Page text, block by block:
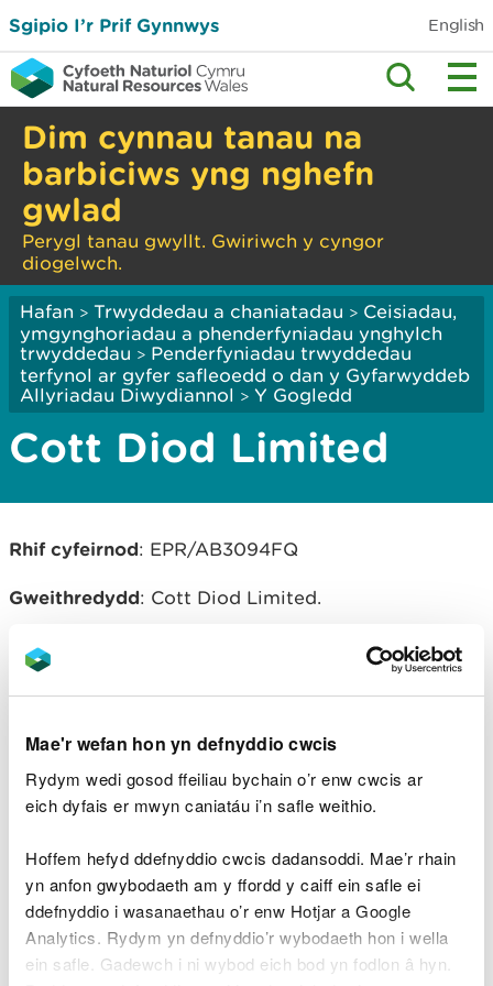
Mae'r wefan hon yn defnyddio cwcis
Rydym wedi gosod ffeiliau bychain o’r enw cwcis ar
eich dyfais er mwyn caniatáu i’n safle weithio.
Hoffem hefyd ddefnyddio cwcis dadansoddi. Mae’r rhain
yn anfon gwybodaeth am y ffordd y caiff ein safle ei
ddefnyddio i wasanaethau o’r enw Hotjar a Google
Analytics. Rydym yn defnyddio’r wybodaeth hon i wella
ein safle. Gadewch i ni wybod eich bod yn fodlon â hyn.
Sgipio I’r Prif Gynnwys English
Dim cynnau tanau na
barbiciws yng nghefn
gwlad
Perygl tanau gwyllt. Gwiriwch y cyngor
diogelwch.
Hafan > Trwyddedau a chaniatadau > Ceisiadau,
ymgynghoriadau a phenderfyniadau ynghylch
trwyddedau > Penderfyniadau trwyddedau
terfynol ar gyfer safleoedd o dan y Gyfarwyddeb
Allyriadau Diwydiannol > Y Gogledd
Cott Diod Limited
Rhif cyfeirnod: EPR/AB3094FQ
Gweithredydd: Cott Diod Limited.
Lleoliad cyfleuster rheoledig
Diodydd Meddal
Wrecsam, Uned D- F , Parc Busnes Spectrum ,
Wrecsam , Cymru, LL13 9QA
Lawrlwythiadau dogfennau
20160210 Cott Beverages Permit -
(Saesneg yn unig).pdf
PDF [552.4
KB]
AB3094FQ Decision Doc - (Saesneg